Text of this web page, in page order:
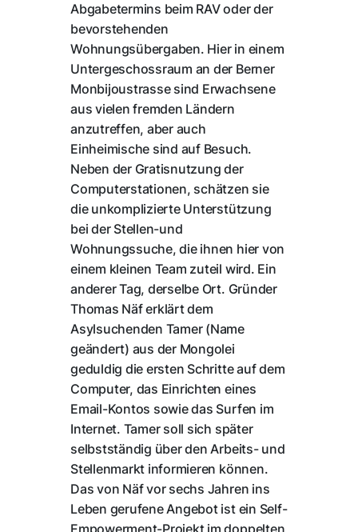
Abgabetermins beim RAV oder der
bevorstehenden
Wohnungsübergaben. Hier in einem
Untergeschossraum an der Berner
Monbijoustrasse sind Erwachsene
aus vielen fremden Ländern
anzutreffen, aber auch
Einheimische sind auf Besuch.
Neben der Gratisnutzung der
Computerstationen, schätzen sie
die unkomplizierte Unterstützung
bei der Stellen-und
Wohnungssuche, die ihnen hier von
einem kleinen Team zuteil wird. Ein
anderer Tag, derselbe Ort. Gründer
Thomas Näf erklärt dem
Asylsuchenden Tamer (Name
geändert) aus der Mongolei
geduldig die ersten Schritte auf dem
Computer, das Einrichten eines
Email-Kontos sowie das Surfen im
Internet. Tamer soll sich später
selbstständig über den Arbeits- und
Stellenmarkt informieren können.
Das von Näf vor sechs Jahren ins
Leben gerufene Angebot ist ein Self-